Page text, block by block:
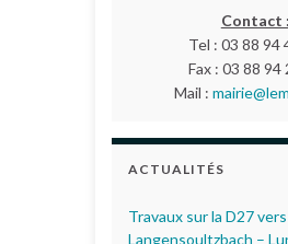
Contact :
Tel : 03 88 94
Fax : 03 88 94
Mail :
ACTUALITÉS
Travaux sur la D27 vers
Langensoultzbach –